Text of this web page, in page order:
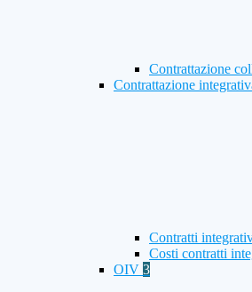
Contrattazione
Contrattazione
Contratti
Costi contratti
OIV 3